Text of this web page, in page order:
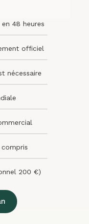
48 heures
officiel
nécessaire
200 €)